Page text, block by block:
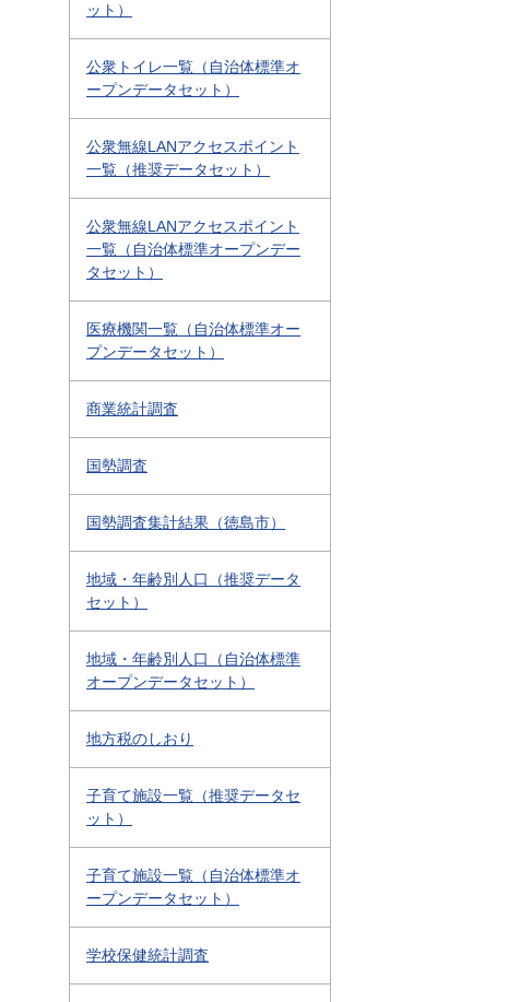
ット）
公衆トイレ一覧（自治体標準オ
ープンデータセット）
公衆無線LANアクセスポイント
一覧（推奨データセット）
公衆無線LANアクセスポイント
一覧（自治体標準オープンデー
タセット）
医療機関一覧（自治体標準オー
プンデータセット）
商業統計調査
国勢調査
国勢調査集計結果（徳島市）
地域・年齢別人口（推奨データ
セット）
地域・年齢別人口（自治体標準
オープンデータセット）
地方税のしおり
子育て施設一覧（推奨データセ
ット）
子育て施設一覧（自治体標準オ
ープンデータセット）
学校保健統計調査